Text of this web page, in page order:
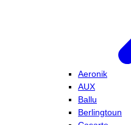
Aeronik
AUX
Ballu
Berlingtoun